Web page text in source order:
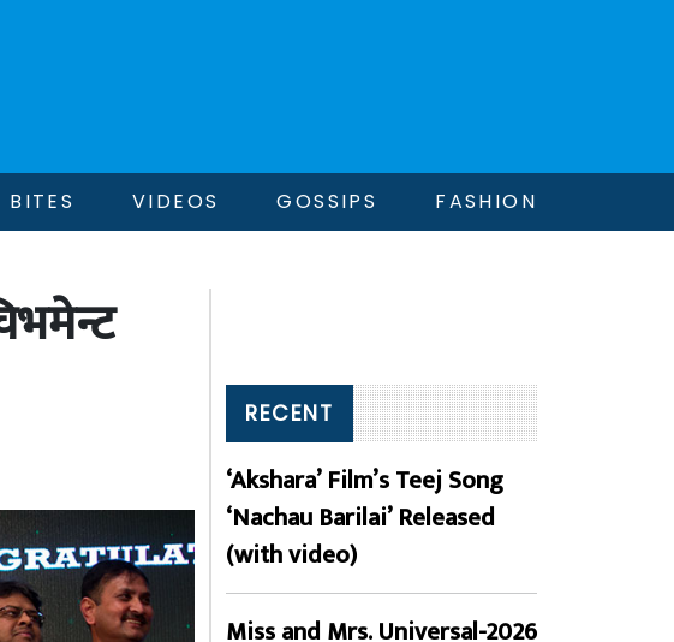
BITES VIDEOS GOSSIPS FASHION
RECENT
‘Akshara’ Film’s Teej Song
‘Nachau Barilai’ Released
(with video)
Miss and Mrs. Universal-2026